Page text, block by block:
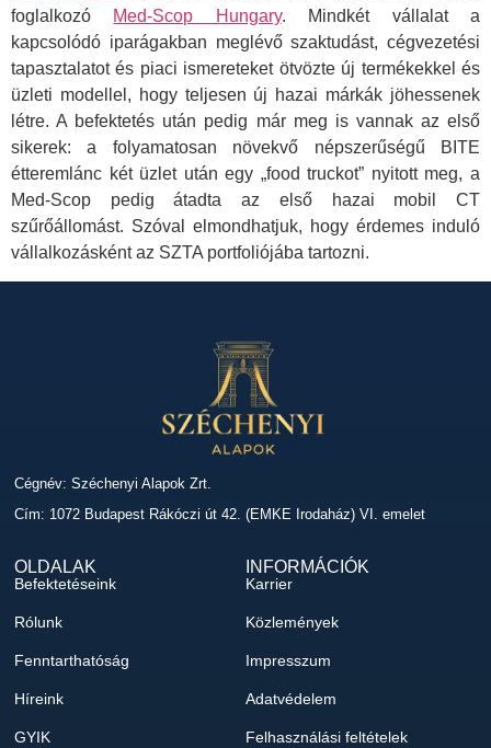
foglalkozó Med-Scop Hungary. Mindkét vállalat a
kapcsolódó iparágakban meglévő szaktudást, cégvezetési
tapasztalatot és piaci ismereteket ötvözte új termékekkel és
üzleti modellel, hogy teljesen új hazai márkák jöhessenek
létre. A befektetés után pedig már meg is vannak az első
sikerek: a folyamatosan növekvő népszerűségű BITE
étteremlánc két üzlet után egy „food truckot” nyitott meg, a
Med-Scop pedig átadta az első hazai mobil CT
szűrőállomást. Szóval elmondhatjuk, hogy érdemes induló
vállalkozásként az SZTA portfoliójába tartozni.
Cégnév: Széchenyi Alapok Zrt.
Cím: 1072 Budapest Rákóczi út 42. (EMKE Irodaház) VI. emelet
OLDALAK
Befektetéseink
Rólunk
Fenntarthatóság
Híreink
GYIK
INFORMÁCIÓK
Karrier
Közlemények
Impresszum
Adatvédelem
Felhasználási feltételek